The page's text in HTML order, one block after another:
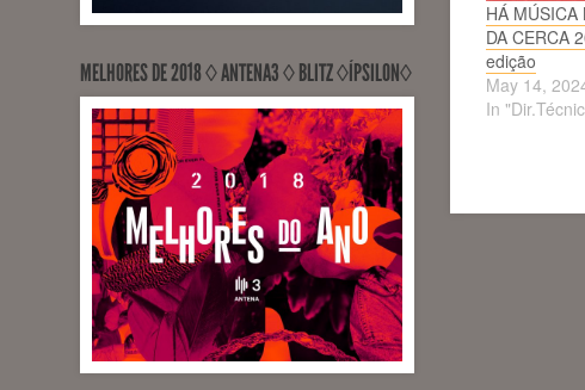
MELHORES DE 2018 ◊ ANTENA3 ◊ BLITZ ◊ÍPSILON◊
HÁ MÚSICA
DA CERCA
edição
May 14,
In